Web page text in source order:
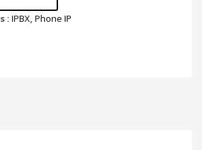
: IPBX, Phone IP